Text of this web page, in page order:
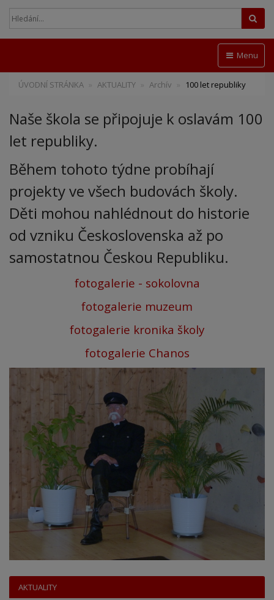
Menu
ÚVODNÍ STRÁNKA AKTUALITY Archív 100 let republiky
Naše škola se připojuje k oslavám 100
let republiky.
Během tohoto týdne probíhají
projekty ve všech budovách školy.
Děti mohou nahlédnout do historie
od vzniku Československa až po
samostatnou Českou Republiku.
fotogalerie - sokolovna
fotogalerie muzeum
fotogalerie kronika školy
fotogalerie Chanos
AKTUALITY